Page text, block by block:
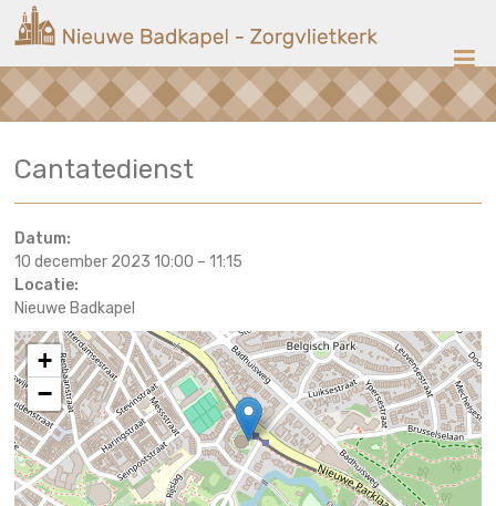
naar
inhoud
Nieuwe
Badkapel
op
Cantatedienst
Datum:
10 december 2023 10:00 –11:15
Locatie:
Nieuwe Badkapel
+
−